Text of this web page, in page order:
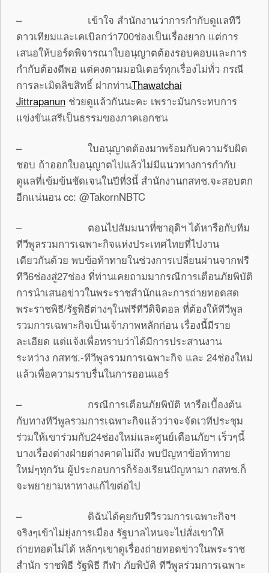
– เข้าใจ สำนักงานว่าการกำกับดูแลทีวี
ดาวเทียมและเคเบิลกว่า700ช่องเป็นเรื่องยาก แต่การ
เสนอให้บอร์ดพิจารณาใบอนุญาตต้องรอบคอบและการ
กำกับต้องดีพอ แต่คงตามมอนิเตอร์ทุกเรื่องไม่ทั่ว กรณี
การละเมิดลิขสิทธิ์ ฝากท่านThawatchai
Jittrapanun ช่วยดูแล้วกันนะคะ เพราะมันกระทบการ
แข่งขันเสรีเป็นธรรมของภาคเอกชน
– ใบอนุญาตต้องมาพร้อมกับความรับผิด
ชอบ ถ้าออกใบอนุญาตไปแล้วไม่มีแนวทางการกำกับ
ดูแลที่เข้มข้นชัดเจนในปีที่3นี้ สำนักงานกสทช.จะสอบตก
อีกแน่นอน cc: @TakornNBTC
– ตอนไปสัมมนาที่ซาอุดิฯ ได้หารือกับทีม
ทีวีพูลรวมการเฉพาะกิจแห่งประเทศไทยที่ไปงาน
เดียวกันด้วย พบข้อท้าทายในช่วงการเปลี่ยนผ่านจากฟรี
ทีวี6ช่องสู่27ช่อง ที่ท่านเคยถามมากรณีการเตือนภัยพิบัติ
การนำเสนอข่าวในพระราชสำนักและการถ่ายทอดสด
พระราชพิธี/รัฐพิธีต่างๆในฟรีทีวีดิจิตอล ที่ต้องให้ทีวีพูล
รวมการเฉพาะกิจเป็นเจ้าภาพหลักก่อน เรื่องนี้มีราย
ละเอียด แต่แจ้งเพื่อทราบว่าได้มีการประสานงาน
ระหว่าง กสทช.-ทีวีพูลรวมการเฉพาะกิจ และ 24ช่องใหม่
แล้วเพื่อความราบรื่นในการออนแอร์
– กรณีการเตือนภัยพิบัติ หารือเบื้องต้น
กับทางทีวีพูลรวมการเฉพาะกิจแล้วว่าจะจัดเวทีประชุม
ร่วมให้เขาร่วมกับ24ช่องใหม่และศูนย์เตือนภัยฯ เร็วๆนี้
บางเรื่องต่างฝ่ายต่างคาดไม่ถึง พบปัญหาข้อท้าทาย
ใหม่ๆทุกวัน ผู้ประกอบการก็ร้องเรียนปัญหามา กสทช.ก็
จะพยายามหาทางแก้ไขต่อไป
– ดิฉันได้คุยกับทีวีรวมการเฉพาะกิจฯ
จริงๆเข้าไม่ยุ่งการเมือง รัฐบาลไหนจะไปสั่งเขาให้
ถ่ายทอดไม่ได้ หลักๆเขาดูเรื่องถ่ายทอดข่าวในพระราช
สำนัก ราชพิธี รัฐพิธี กีฬา ภัยพิบัติ ทีวีพูลร่วมการเฉพาะ